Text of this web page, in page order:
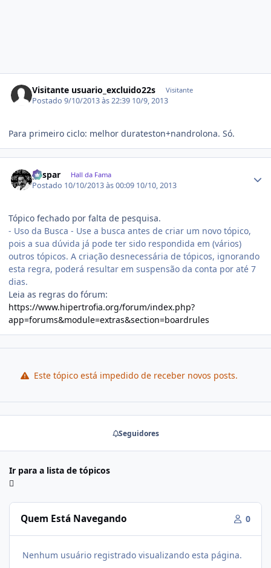
Visitante usuario_excluido22s Visitante
Postado9/10/2013 às 22:39 10/9, 2013
Para primeiro ciclo: melhor durateston+nandrolona. Só.
gaspar Hall da Fama
Postado 10/10/2013 às 00:09 10/10, 2013
Tópico fechado por falta de pesquisa.
- Uso da Busca - Use a busca antes de criar um novo tópico,
pois a sua dúvida já pode ter sido respondida em (vários)
outros tópicos. A criação desnecessária de tópicos, ignorando
esta regra, poderá resultar em suspensão da conta por até 7
dias.
Leia as regras do fórum:
https://www.hipertrofia.org/forum/index.php?
app=forums&module=extras&section=boardrules
Este tópico está impedido de receber novos posts.
Seguidores
Ir para a lista de tópicos
Quem Está Navegando 0
Nenhum usuário registrado visualizando esta página.